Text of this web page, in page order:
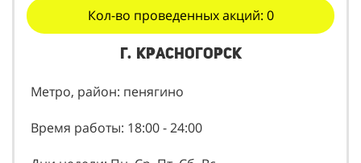
Опыт: Месяц
Кол-во проведенных акций: 0
Метро, район: пенягино
Время работы: 18:00 - 24:00